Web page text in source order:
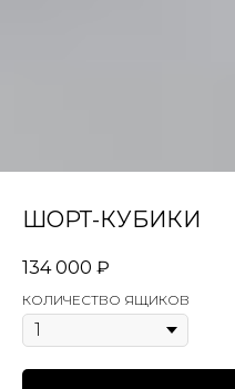
ШОРТ-КУБИКИ
134 000 ₽
КОЛИЧЕСТВО ЯЩИКОВ